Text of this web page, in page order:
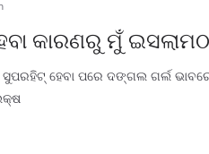
କାରଣରୁ ମୁଁ
ହେବା ପରେ ଦଙ୍ଗଲ ଗର୍ଲ